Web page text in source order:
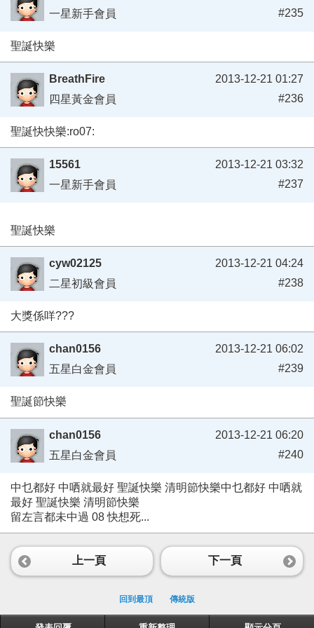
一星新手會員
#235
聖誕快樂
BreathFire
四星黃金會員
2013-12-21 01:27
#236
聖誕快快樂:ro07:
15561
一星新手會員
2013-12-21 03:32
#237
聖誕快樂
cyw02125
二星初級會員
2013-12-21 04:24
#238
大獎係咩???
chan0156
五星白金會員
2013-12-21 06:02
#239
聖誕節快樂
chan0156
五星白金會員
2013-12-21 06:20
#240
中乜都好 中哂就最好 聖誕快樂 清明節快樂中乜都好 中哂就
最好 聖誕快樂 清明節快樂
留左言都未中過 08 快想死...
上一頁 下一頁
回到最頂 傳統版